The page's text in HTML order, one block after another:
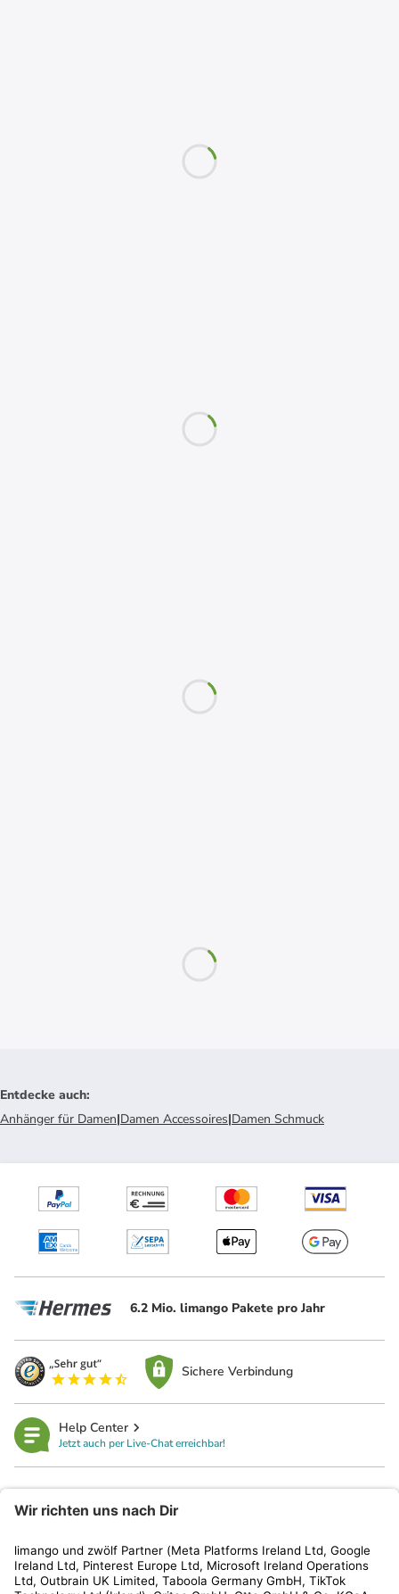
Entdecke auch:
Anhänger für Damen|Damen Accessoires|Damen Schmuck
6.2 Mio. limango Pakete pro Jahr
Sichere Verbindung
Help Center
Jetzt auch per Live-Chat erreichbar!
Kundenservice